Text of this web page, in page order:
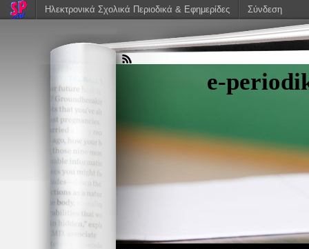
e-
Ηλεκτρονικά Σχολικά Περιοδικά & Εφημερίδες Σύνδεση